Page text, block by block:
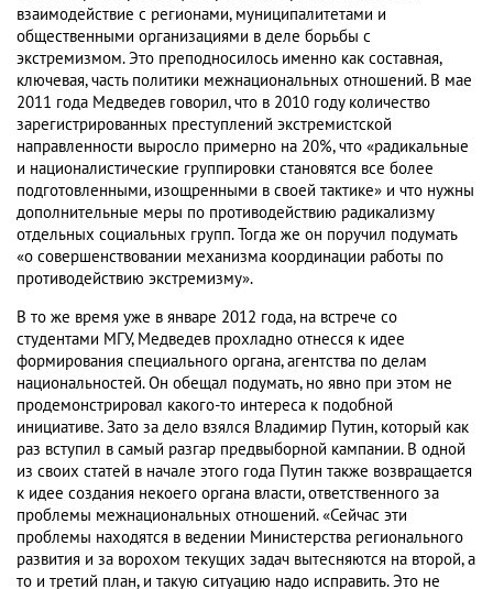
взаимодействие с регионами, муниципалитетами и
общественными организациями в деле борьбы с
экстремизмом. Это преподносилось именно как составная,
ключевая, часть политики межнациональных отношений. В мае
2011 года Медведев говорил, что в 2010 году количество
зарегистрированных преступлений экстремистской
направленности выросло примерно на 20%, что «радикальные
и националистические группировки становятся все более
подготовленными, изощренными в своей тактике» и что нужны
дополнительные меры по противодействию радикализму
отдельных социальных групп. Тогда же он поручил подумать
«о совершенствовании механизма координации работы по
противодействию экстремизму».
В то же время уже в январе 2012 года, на встрече со
студентами МГУ, Медведев прохладно отнесся к идее
формирования специального органа, агентства по делам
национальностей. Он обещал подумать, но явно при этом не
продемонстрировал какого-то интереса к подобной
инициативе. Зато за дело взялся Владимир Путин, который как
раз вступил в самый разгар предвыборной кампании. В одной
из своих статей в начале этого года Путин также возвращается
к идее создания некоего органа власти, ответственного за
проблемы межнациональных отношений. «Сейчас эти
проблемы находятся в ведении Министерства регионального
развития и за ворохом текущих задач вытесняются на второй, а
то и третий план, и такую ситуацию надо исправить. Это не